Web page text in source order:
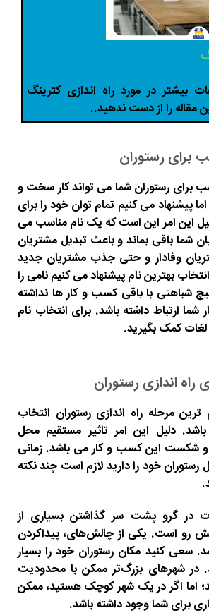
بیشتر در مورد راه اندازی کترینگ
مقاله را از دست ندهید..
برای رستوران
برای رستوران شما می تواند کار سخت و
پیشنهاد می کنیم تمام توان خود را برای
این امر این است که یک نام مناسب می
شما باقی بماند و باعث تبدیل مشتریان
وفادار و حتی جذب مشتریان جدید
بهترین نام پیشنهاد می کنیم نامی را
شباهتی با باقی کسب و کار ها نداشته
ارتباط داشته باشد. برای انتخاب نام
کمک بگیرید.
اندازی رستوران
مرحله راه اندازی رستوران انتخاب
دلیل این امر تاثیر مستقیم محل
و شکست این کسب و کار می باشد. زمانی
خود را دارید لازم است چند نکته
در گرو پشت سر گذاشتن بسیاری از
رو است. یکی از چالش‌های، پیداکردن
سعی کنید مکان رستوران خود را بسیار
در شهرهای بزرگ‌تر ممکن با محدودیت
اما اگر در یک شهر کوچک هستید، ممکن
برای شما وجود داشته باشد.